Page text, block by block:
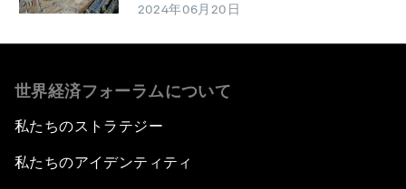
2024年06月20日
世界経済フォーラムについて
私たちのストラテジー
私たちのアイデンティティ